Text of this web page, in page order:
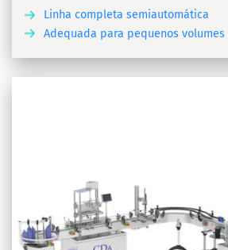
Linha completa semiautomática
Adequada para pequenos volumes